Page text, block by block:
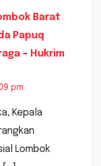
Barat
Papuq
– Hukrim
pm
Kepala
Lombok